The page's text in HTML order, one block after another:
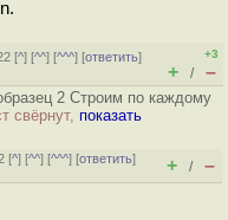
[^] [^^] [^^^] [ответить]
+3
+ / –
2 Строим по каждому
свёрнут, показать
[^] [^^] [^^^] [ответить]
+ / –